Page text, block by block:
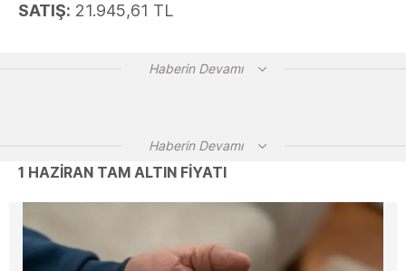
SATIŞ: 21.945,61 TL
Haberin Devamı
Haberin Devamı
1 HAZİRAN TAM ALTIN FİYATI